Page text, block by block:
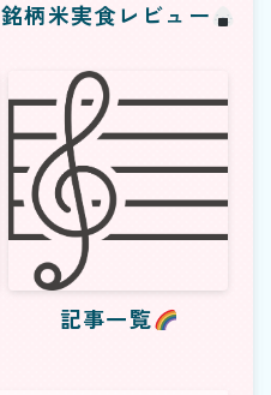
銘柄米実食レビュー
記事一覧